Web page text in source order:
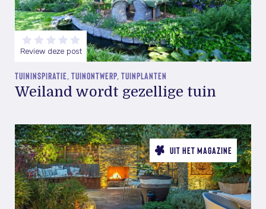
Review deze post
TUININSPIRATIE, TUINONTWERP, TUINPLANTEN
Weiland wordt gezellige tuin
UIT HET MAGAZINE